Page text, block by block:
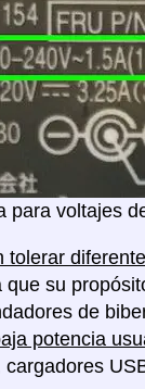
voltajes
tolerar
su
de
potencia